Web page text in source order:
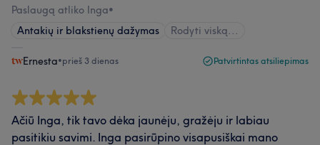
Paslaugą atliko Inga•
Antakių ir blakstienų dažymas
Rodyti viską...
Ernesta•prieš 3 dienas Patvirtintas atsiliepimas
Ačiū Inga, tik tavo dėka jaunėju, gražėju ir labiau
pasitikiu savimi. Inga pasirūpino visapusiškai mano